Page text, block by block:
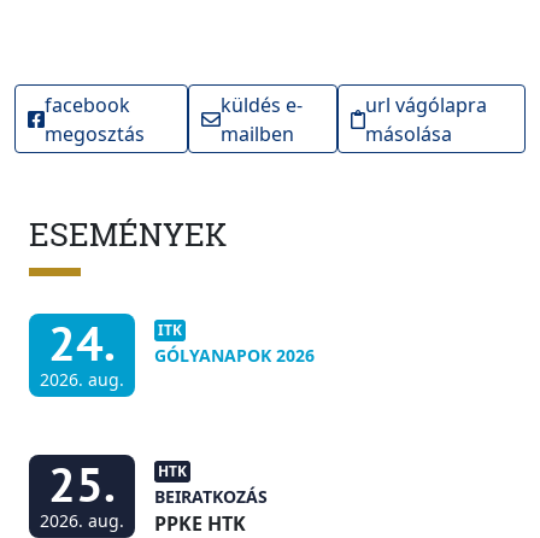
facebook
megosztás
küldés e-
mailben
url vágólapra
másolása
ESEMÉNYEK
24.
2026. aug.
ITK
GÓLYANAPOK 2026
25.
2026. aug.
HTK
BEIRATKOZÁS
PPKE HTK